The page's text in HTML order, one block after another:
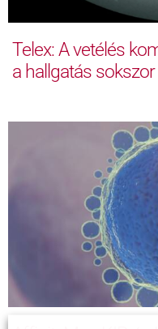
Telex: A vetélés
a hallgatás